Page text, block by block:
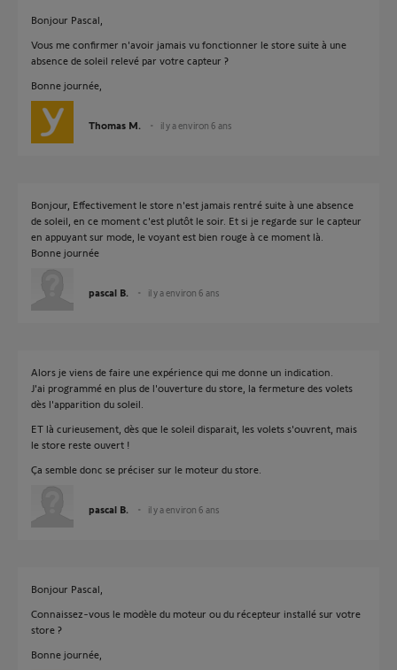
Bonjour Pascal,
Vous me confirmer n'avoir jamais vu fonctionner le store suite à une
absence de soleil relevé par votre capteur ?
Bonne journée,
Thomas M. il y a environ 6 ans
Bonjour, Effectivement le store n'est jamais rentré suite à une absence
de soleil, en ce moment c'est plutôt le soir. Et si je regarde sur le capteur
en appuyant sur mode, le voyant est bien rouge à ce moment là.
Bonne journée
pascal B. il y a environ 6 ans
Alors je viens de faire une expérience qui me donne un indication.
J'ai programmé en plus de l'ouverture du store, la fermeture des volets
dès l'apparition du soleil.
ET là curieusement, dès que le soleil disparait, les volets s'ouvrent, mais
le store reste ouvert !
Ça semble donc se préciser sur le moteur du store.
pascal B. il y a environ 6 ans
Bonjour Pascal,
Connaissez-vous le modèle du moteur ou du récepteur installé sur votre
store ?
Bonne journée,